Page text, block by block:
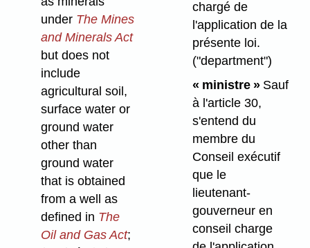
under The Mines
and Minerals Act
but does not
include
agricultural soil,
surface water or
ground water
other than
ground water
that is obtained
from a well as
defined in The
Oil and Gas Act;
chargé de
l'application de la
présente loi.
("department")
« ministre »Sauf
à l'article 30,
s'entend du
membre du
Conseil exécutif
que le
lieutenant-
gouverneur en
conseil charge